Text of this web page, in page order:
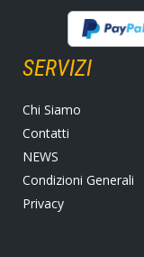
SERVIZI
Chi Siamo
Contatti
NEWS
Condizioni Generali
Privacy